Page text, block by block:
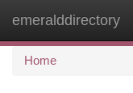
emeralddirectory
Home